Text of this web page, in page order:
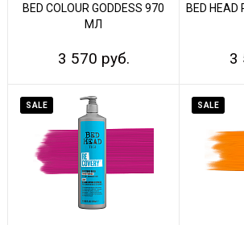
BED COLOUR GODDESS 970
МЛ
3 570 руб.
BED HEAD
3
SALE SALE